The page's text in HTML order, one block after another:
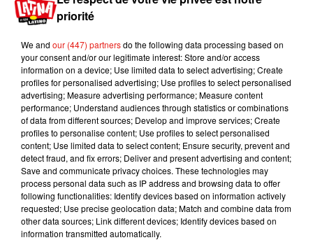
certaines carrières. Cette nouveauté serait en test
Le réseau social a même diffusé un message à
certains de ses abonnés. "Nous voulons que vos
followers se concentrent sur ce que vous partagez
et non sur le nombre de personnes qui aiment vos
photos. Pendant ce test, seule la personne qui a
partagé l’image verra le nombre de likes reçus". Le
PDG deTwittera lui aussi émis des critiques sur
la popularité sur les réseaux sociaux. Il dit
regretter certaines choses comme le fait de
dévoiler le nombre de like et le nombre d’abonnés.
Avec le retrait du bouton like, les dirigeants
priorité
We and our (447) partnersdo the following data processing based on
your consent and/or our legitimate interest: Store and/or access
information on a device; Use limited data to select advertising; Create
profiles for personalised advertising; Use profiles to select personalised
advertising; Measure advertising performance; Measure content
performance; Understand audiences through statistics or combinations
of data from different sources; Develop and improve services; Create
profiles to personalise content; Use profiles to select personalised
content; Use limited data to select content; Ensure security, prevent and
detect fraud, and fix errors; Deliver and present advertising and content;
Save and communicate privacy choices. These technologies may
process personal data such as IP address and browsing data to offer
following functionalities: Identify devices based on information actively
requested; Use precise geolocation data; Match and combine data from
other data sources; Link different devices; Identify devices based on
information transmitted automatically.